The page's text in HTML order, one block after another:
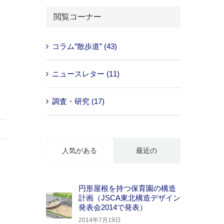
閲覧コーナー
コラム”散歩道” (43)
ニュースレター (11)
調査・研究 (17)
人気がある 最近の
円形屋根を持つ保育園の構造
計画（JSCA東北構造デザイン
発表会2014で発表）
2014年7月19日